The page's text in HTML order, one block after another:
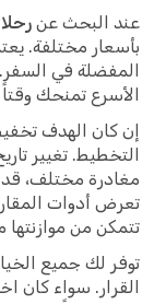
عند البحث عن
بأسعار مختلفة.
المفضلة في
الأسرع تمنحك
إن كان الهدف
التخطيط. تغيير
مغادرة مختلف،
تعرض أدوات
تتمكن من
توفر لك جميع
القرار. سواء كان